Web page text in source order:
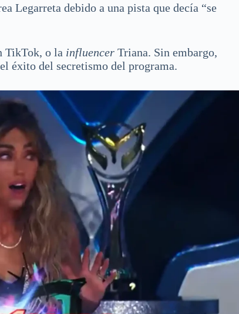
Legarreta debido a una pista que decía “se
TikTok, o la influencer Triana. Sin embargo,
éxito del secretismo del programa.